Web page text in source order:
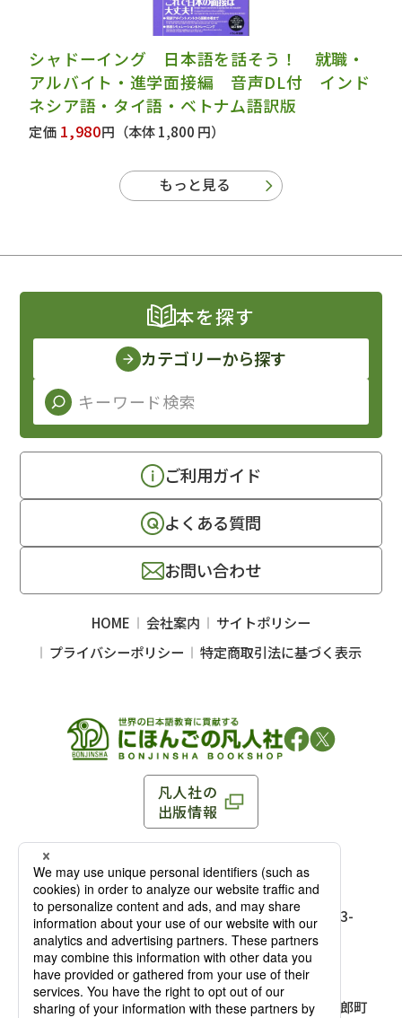
シャドーイング 日本語を話そう！ 就職・
アルバイト・進学面接編 音声DL付 インド
ネシア語・タイ語・ベトナム語訳版
定価 1,980円 （本体 1,800 円）
もっと見る
凡人社の
出版情報
〒102-0093 東京都千代田区平河町 1-3-13 8F
TEL：03-3263-3959／FAX：03-3263-3116
麹町店
〒102-0093 東京都千代田区平河町1-3-
13 8F［アクセス］
TEL：03-3239-8673／FAX：03-3263-
3116
〒541-0056 大阪府大阪市中央区久太郎町
本を探す
カテゴリーから探す
ご利用ガイド
よくある質問
お問い合わせ
HOME 会社案内
サイトポリシー
プライバシーポリシー
特定商取引法に基づく表示